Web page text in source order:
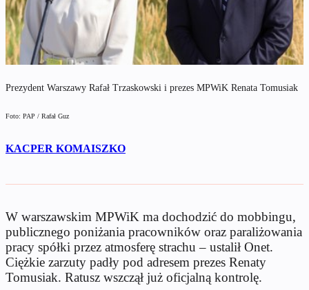
Prezydent Warszawy Rafał Trzaskowski i prezes MPWiK Renata Tomusiak
Foto: PAP / Rafał Guz
KACPER KOMAISZKO
W warszawskim MPWiK ma dochodzić do mobbingu,
publicznego poniżania pracowników oraz paraliżowania
pracy spółki przez atmosferę strachu – ustalił Onet.
Ciężkie zarzuty padły pod adresem prezes Renaty
Tomusiak. Ratusz wszczął już oficjalną kontrolę.